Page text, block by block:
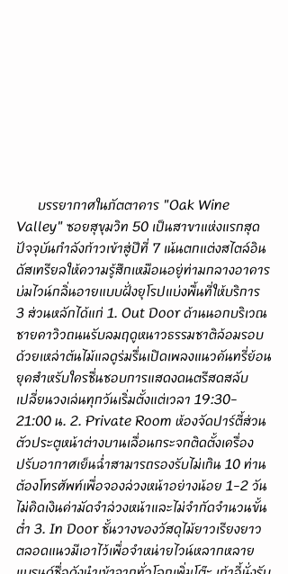
Valley" ซอยสุขุมวิท 50 เป็นสาขาแห่งแรกสุด
ปัจจุบันกำลังก้าวเข้าสู่ปีที่ 7 เน้นตกแต่งสไตล์อิน
ดัสเทรียลให้ความรู้สึกเหมือนอยู่ท่ามกลางอาคาร
บ่มไวน์กลิ่นอายแบบฝั่งยุโรปแบ่งพื้นที่ให้บริการ
3 ส่วนหลักได้แก่ 1. Out Door ด้านนอกบริเวณ
ชายคาวิวถนนรับลมฤดูหนาวธรรมชาติล้อมรอบ
ด้วยเหล่าต้นไม้แลดูร่มรื่นเปิดเพลงแนวคันทรี่ย้อน
ยุคสำหรับใครชื่นชอบการแสดงดนตรีสดสลับ
เปลี่ยนวงเล่นทุกวันเริ่มตั้งแต่เวลา 19:30-
21:00 น. 2. Private Room ห้องจัดปาร์ตี้ส่วน
ตัวประตูหน้าต่างบานเลื่อนกระจกติดตั้งเครื่อง
ปรับอากาศเย็นฉ่ำสามารถรองรับไม่เกิน 10 ท่าน
ต้องโทรศัพท์เพื่อจองล่วงหน้าอย่างน้อย 1-2 วัน
ไม่คิดเงินค่ามัดจำล่วงหน้าและไม่จำกัดจำนวนขั้น
ต่ำ 3. In Door ชั้นวางของวัสดุไม้ยาวเรียงยาว
ตลอดแนวมีเอาไว้เพื่อจำหน่ายไวน์หลากหลาย